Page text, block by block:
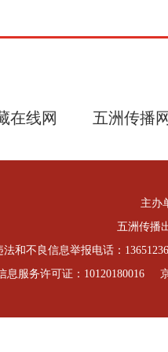
在线网 五洲传播网
主办
五洲传播
法和不良信息举报电话：
息服务许可证：10120180016